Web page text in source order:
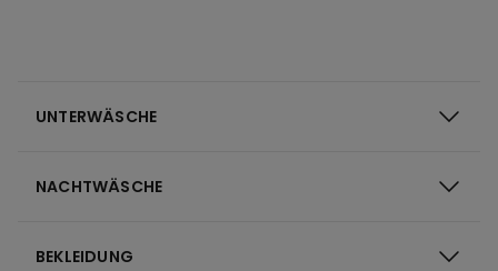
UNTERWÄSCHE
NACHTWÄSCHE
BEKLEIDUNG